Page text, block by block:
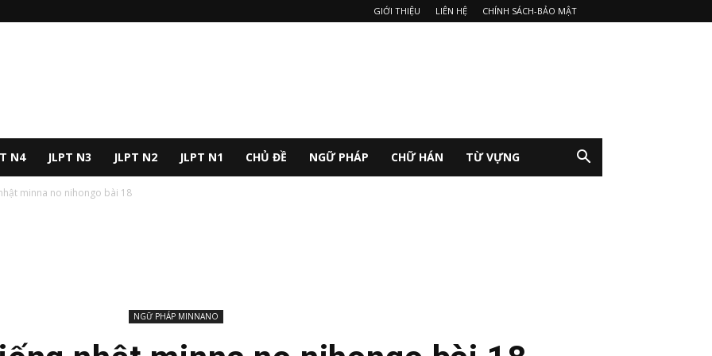
GIỚI THIỆU LIÊN HỆ CHÍNH SÁCH-BẢO MẬT
N4 JLPT N3 JLPT N2 JLPT N1 CHỦ ĐỀ NGỮ PHÁP CHỮ HÁN TỪ VỰNG
minna no nihongo bài 18
NGỮ PHÁP MINNANO